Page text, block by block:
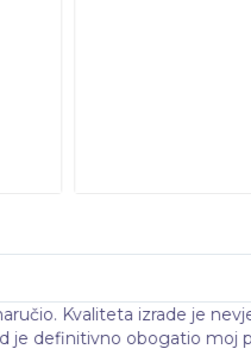
za svoj dnevni boravak
Jako sam zadovoljna